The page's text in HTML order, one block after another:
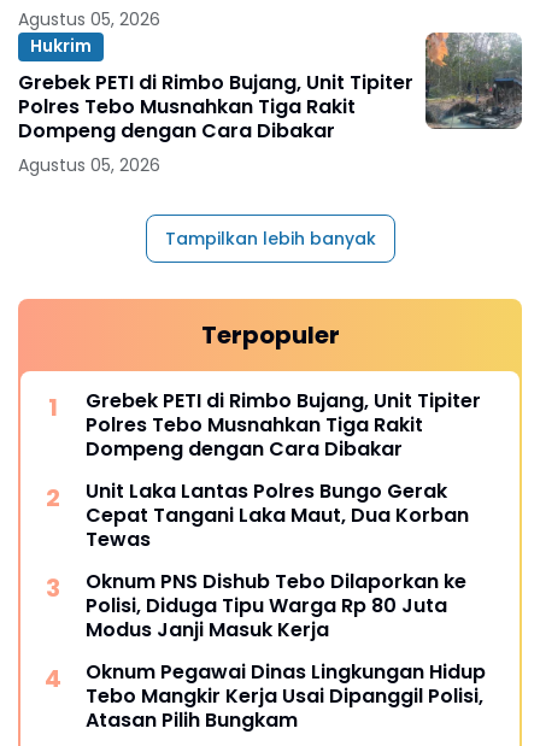
Agustus 05, 2026
Hukrim
Grebek PETI di Rimbo Bujang, Unit Tipiter
Polres Tebo Musnahkan Tiga Rakit
Dompeng dengan Cara Dibakar
Agustus 05, 2026
Tampilkan lebih banyak
Terpopuler
Grebek PETI di Rimbo Bujang, Unit Tipiter
Polres Tebo Musnahkan Tiga Rakit
Dompeng dengan Cara Dibakar
Unit Laka Lantas Polres Bungo Gerak
Cepat Tangani Laka Maut, Dua Korban
Tewas
Oknum PNS Dishub Tebo Dilaporkan ke
Polisi, Diduga Tipu Warga Rp 80 Juta
Modus Janji Masuk Kerja
Oknum Pegawai Dinas Lingkungan Hidup
Tebo Mangkir Kerja Usai Dipanggil Polisi,
Atasan Pilih Bungkam